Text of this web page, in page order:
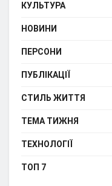
КУЛЬТУРА
НОВИНИ
ПЕРСОНИ
ПУБЛІКАЦІЇ
СТИЛЬ ЖИТТЯ
ТЕМА ТИЖНЯ
ТЕХНОЛОГІЇ
ТОП 7